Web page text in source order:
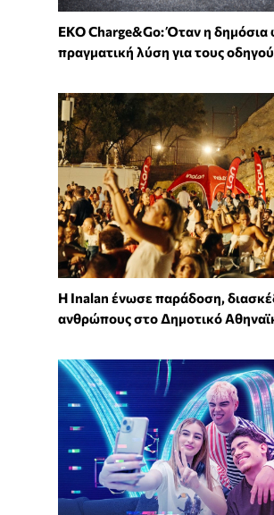
EKO Charge&Go: Όταν η δημόσια
πραγματική λύση για τους
Η Inalan ένωσε παράδοση,
ανθρώπους στο Δημοτικό